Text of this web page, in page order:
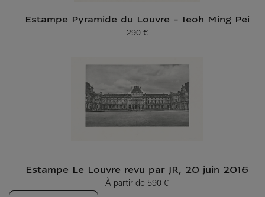
Estampe Pyramide du Louvre - Ieoh Ming Pei
Prix ​​actuel
290 €
Estampe Le Louvre revu par JR, 20 juin 2016
À partir dePrix ​​actuel
590 €